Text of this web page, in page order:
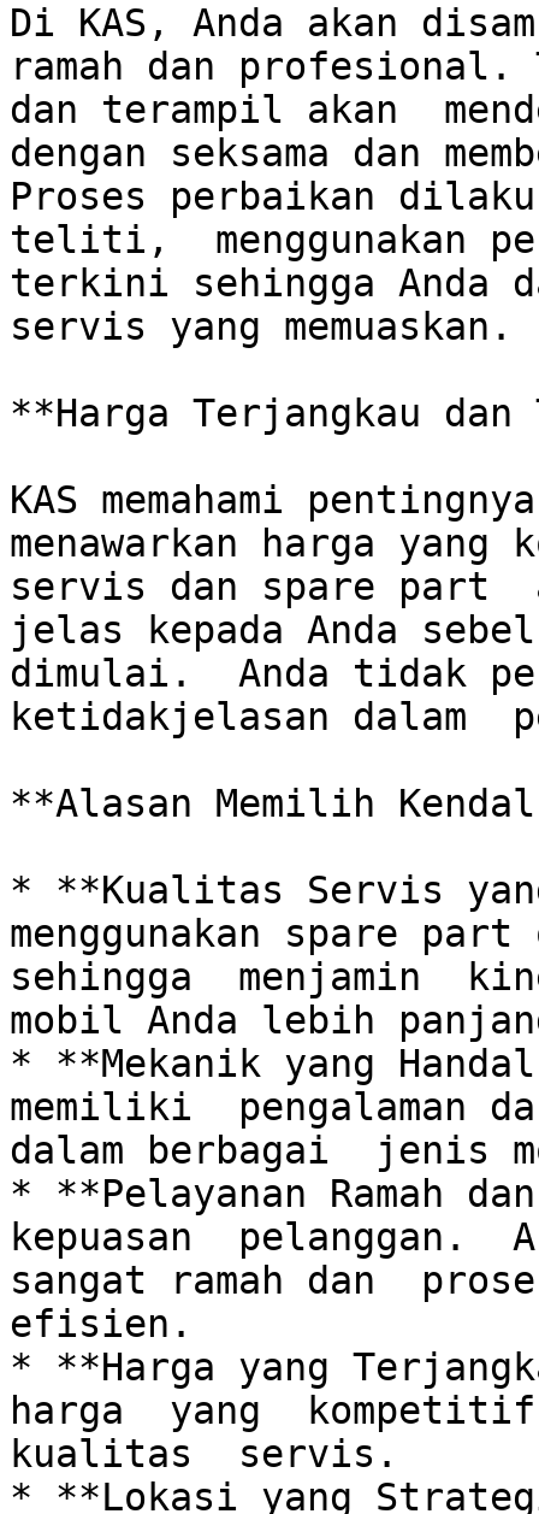
Di KAS, Anda akan
ramah dan profesional.
dan terampil akan
dengan seksama dan
Proses perbaikan
teliti,  menggunakan
terkini sehingga Anda
servis yang memuaskan.
**Harga Terjangkau
KAS memahami
menawarkan harga
servis dan spare part
jelas kepada Anda
dimulai.  Anda tidak
ketidakjelasan dalam
**Alasan Memilih
* **Kualitas Servis
menggunakan spare
sehingga  menjamin
mobil Anda lebih
* **Mekanik yang
memiliki  pengalaman
dalam berbagai  jenis
* **Pelayanan Ramah
kepuasan  pelanggan.
sangat ramah dan
efisien.
* **Harga yang
harga  yang
kualitas  servis.
* **Lokasi yang